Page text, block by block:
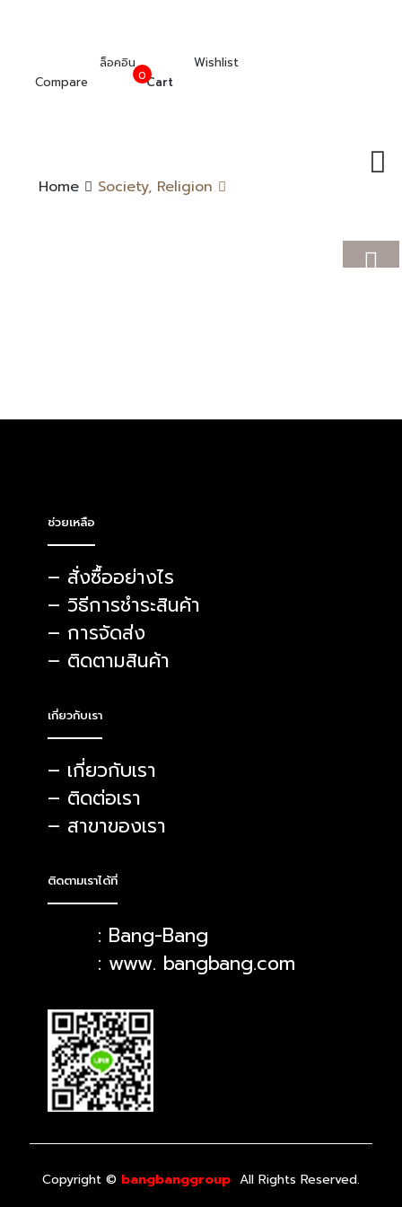
ล็อคอิน
Wishlist
Compare
0Cart
Home Society, Religion
ช่วยเหลือ
– สั่งซื้ออย่างไร
– วิธีการชำระสินค้า
– การจัดส่ง
– ติดตามสินค้า
เกี่ยวกับเรา
– เกี่ยวกับเรา
– ติดต่อเรา
– สาขาของเรา
ติดตามเราได้ที่
: Bang-Bang
: www. bangbang.com
Copyright © bangbanggroup All Rights Reserved.